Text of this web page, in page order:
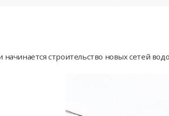
начинается строительство новых сетей